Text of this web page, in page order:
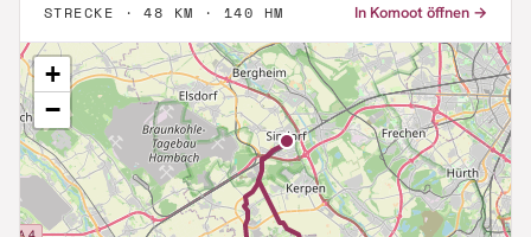
STRECKE ·48 KM · 140 HM In Komoot öffnen →
+
−